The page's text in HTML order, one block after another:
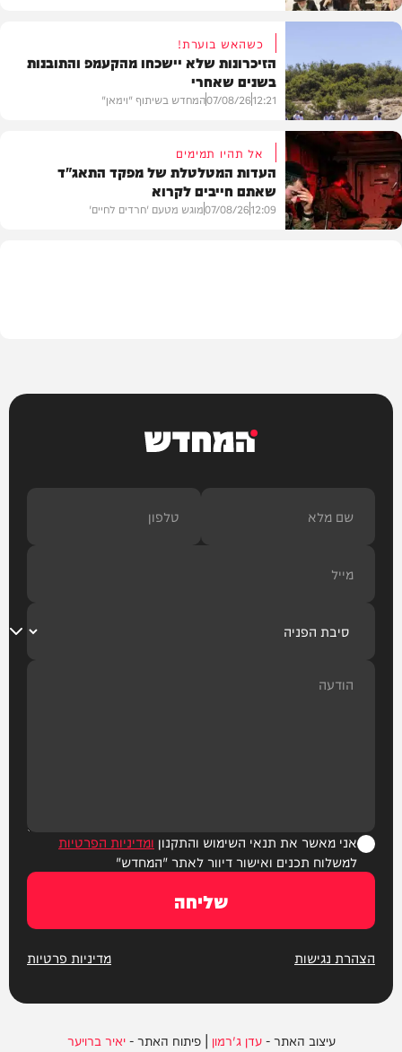
חרדים
וידאו
כשהאש בוערת!
הזיכרונות שלא יישכחו מהקעמפ והתובנות
בשנים שאחרי
12:21
07/08/26המחדש בשיתוף "וימאן"
אל תהיו תמימים
העדות המטלטלת של מפקד התאג"ד
שאתם חייבים לקרוא
12:09
07/08/26מוגש מטעם 'חרדים לחיים'
המחדש
אני מאשר את תנאי השימוש והתקנון ומדיניות הפרטיות
למשלוח תכנים ואישור דיוור לאתר "המחדש"
שליחה
הצהרת נגישות מדיניות פרטיות
עיצוב האתר -עדן ג'רמון | פיתוח האתר -יאיר ברויער